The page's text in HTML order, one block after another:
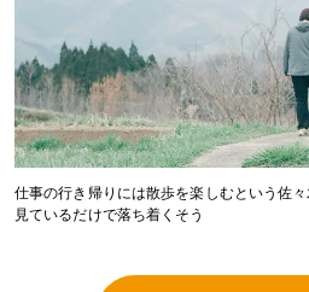
仕事の行き帰りには散歩を楽しむという佐
見ているだけで落ち着くそう